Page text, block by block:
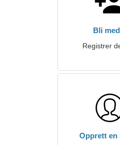
Bli
Registrer
Opprett en